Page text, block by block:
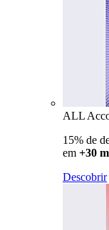
ALL
15% de
em +30
Descobrir